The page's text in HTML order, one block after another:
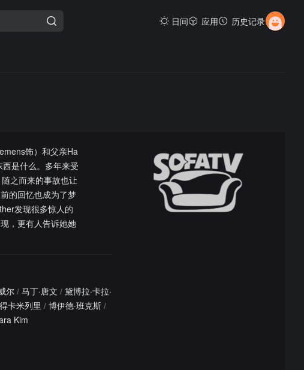
日间 应用 历史记录
饰）和父亲Ha
是什么。多年来受
之而来的事故也让
的回忆也成为了梦
发现很多惊人的
，更有人告诉她她
尔/ 马丁·唐文 / 黛博拉·卡拉·
卡米列里 / 博伊德·班克斯 /
Kim